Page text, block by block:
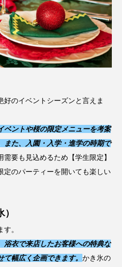
のイベントシーズンと言えま
ベントや桜の限定メニューを考案
また、入園・入学・進学の時期で
需要も見込めるため【学生限定】
定のパーティーを開いても楽しい
。
浴衣で来店したお客様への特典な
幅広く企画できます。 かき氷の